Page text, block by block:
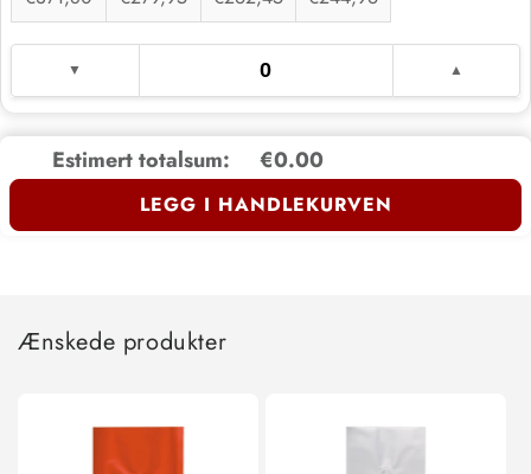
Estimert totalsum: €0.00
LEGG I HANDLEKURVEN
Ænskede produkter